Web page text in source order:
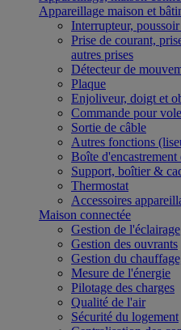
Appareillage maison et
Interrupteur,
Prise de courant,
autres prises
Détecteur de
Plaque
Enjoliveur, doigt et
Commande pour
Sortie de câble
Autres fonctions
Boîte
Support, boîtier &
Thermostat
Accessoires
Maison connectée
Gestion de l'éclairage
Gestion des ouvrants
Gestion du
Mesure de l'énergie
Pilotage des charges
Qualité de l'air
Sécurité du logement